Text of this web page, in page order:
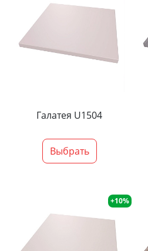
Галатея U1504
Выбрать
+10%